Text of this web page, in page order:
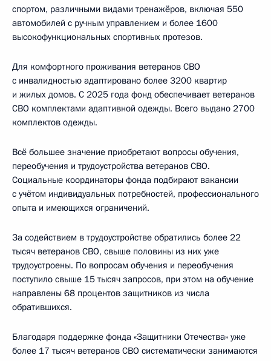
спортом, различными видами тренажёров, включая 550
автомобилей с ручным управлением и более 1600
высокофункциональных спортивных протезов.
Для комфортного проживания ветеранов СВО
с инвалидностью адаптировано более 3200 квартир
и жилых домов. С 2025 года фонд обеспечивает ветеранов
СВО комплектами адаптивной одежды. Всего выдано 2700
комплектов одежды.
Всё большее значение приобретают вопросы обучения,
переобучения и трудоустройства ветеранов СВО.
Социальные координаторы фонда подбирают вакансии
с учётом индивидуальных потребностей, профессионального
опыта и имеющихся ограничений.
За содействием в трудоустройстве обратились более 22
тысяч ветеранов СВО, свыше половины из них уже
трудоустроены. По вопросам обучения и переобучения
поступило свыше 15 тысяч запросов, при этом на обучение
направлены 68 процентов защитников из числа
обратившихся.
Благодаря поддержке фонда «Защитники Отечества» уже
более 17 тысяч ветеранов СВО систематически занимаются